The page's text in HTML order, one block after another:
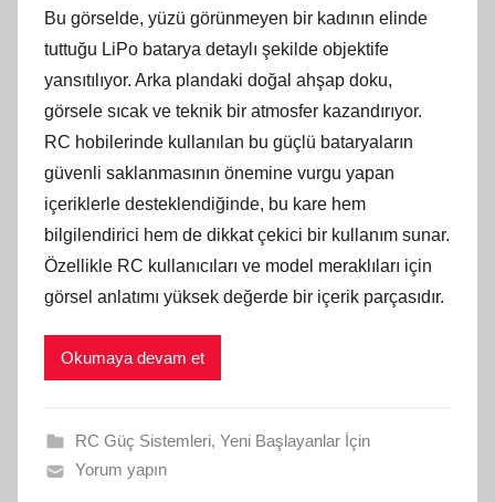
Bu görselde, yüzü görünmeyen bir kadının elinde
tuttuğu LiPo batarya detaylı şekilde objektife
yansıtılıyor. Arka plandaki doğal ahşap doku,
görsele sıcak ve teknik bir atmosfer kazandırıyor.
RC hobilerinde kullanılan bu güçlü bataryaların
güvenli saklanmasının önemine vurgu yapan
içeriklerle desteklendiğinde, bu kare hem
bilgilendirici hem de dikkat çekici bir kullanım sunar.
Özellikle RC kullanıcıları ve model meraklıları için
görsel anlatımı yüksek değerde bir içerik parçasıdır.
Okumaya devam et
RC Güç Sistemleri, Yeni Başlayanlar İçin
Yorum yapın